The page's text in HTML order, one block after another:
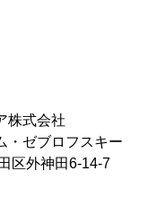
式会社
ゼブロフスキー
区外神田6-14-7